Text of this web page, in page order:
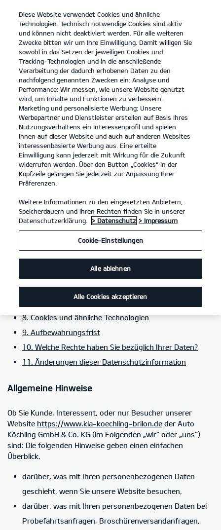
open
menu
KONTAKT
DATENSCHUTZ
DATENSCHUTZ
Inhaltsverzeichnis
Allgemeine Hinweise
1. Anwendungsbereich - verantwortliche Stelle -
Datenschutzbeauftragter
2. Wie erfassen wir Ihre Daten?
3. Probefahrt
4. Gewinnspiele
5. Kategorien von Empfängern personenbezogener
6. Einsatz von Social-Media-Plug-ins im Rahmen von
7. Einbindung von Diensten und Inhalten weiterer
8. Cookies und ähnliche Technologien
9. Aufbewahrungsfrist
10. Welche Rechte haben Sie bezüglich Ihrer Daten?
11. Änderungen dieser Datenschutzinformation
Allgemeine Hinweise
Ob Sie Kunde, Interessent, oder nur Besucher unserer
Website https://www.kia-koechling-brilon.de der Auto
Köchling GmbH & Co. KG (im Folgenden „wir“ oder „uns“)
sind: Die folgenden Hinweise geben einen einfachen
Überblick,
darüber, was mit Ihren personenbezogenen Daten
geschieht, wenn Sie unsere Website besuchen,
darüber, was mit Ihren personenbezogenen Daten bei
Probefahrtsanfragen, Broschürenversandanfragen,
Diese Website verwendet Cookies und ähnliche
Technologien. Technisch notwendige Cookies sind aktiv
und können nicht deaktiviert werden. Für alle weiteren
Zwecke bitten wir um Ihre Einwilligung. Damit willigen Sie
sowohl in das Setzen der jeweiligen Cookies und
Tracking-Technologien und in die anschließende
Verarbeitung der dadurch erhobenen Daten zu den
nachfolgend genannten Zwecken ein: Analyse und
Performance: Wir messen, wie unsere Website genutzt
wird, um Inhalte und Funktionen zu verbessern.
Marketing und personalisierte Werbung: Unsere
Werbepartner und Dienstleister erstellen auf Basis Ihres
Nutzungsverhaltens ein Interessenprofil und spielen
Ihnen auf dieser Website und auch auf anderen Websites
interessenbasierte Werbung aus. Eine erteilte
Einwilligung kann jederzeit mit Wirkung für die Zukunft
widerrufen werden. Über den Button „Cookies“ in der
Kopfzeile gelangen Sie jederzeit zur Anpassung Ihrer
Präferenzen.
Weitere Informationen zu den eingesetzten Anbietern,
Speicherdauern und Ihren Rechten finden Sie in unserer
Datenschutzerklärung.
> Datenschutz > Impressum
Cookie-Einstellungen
Alle ablehnen
Alle Cookies akzeptieren